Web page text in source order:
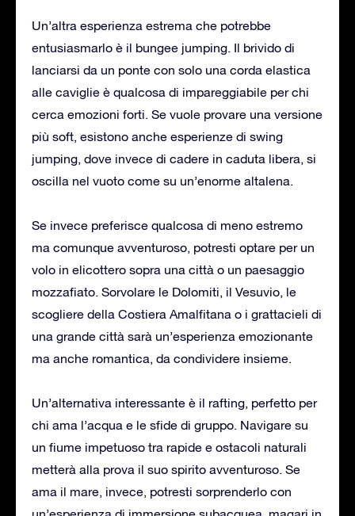
Un’altra esperienza estrema che potrebbe
entusiasmarlo è il bungee jumping. Il brivido di
lanciarsi da un ponte con solo una corda elastica
alle caviglie è qualcosa di impareggiabile per chi
cerca emozioni forti. Se vuole provare una versione
più soft, esistono anche esperienze di swing
jumping, dove invece di cadere in caduta libera, si
oscilla nel vuoto come su un’enorme altalena.
Se invece preferisce qualcosa di meno estremo
ma comunque avventuroso, potresti optare per un
volo in elicottero sopra una città o un paesaggio
mozzafiato. Sorvolare le Dolomiti, il Vesuvio, le
scogliere della Costiera Amalfitana o i grattacieli di
una grande città sarà un’esperienza emozionante
ma anche romantica, da condividere insieme.
Un’alternativa interessante è il rafting, perfetto per
chi ama l’acqua e le sfide di gruppo. Navigare su
un fiume impetuoso tra rapide e ostacoli naturali
metterà alla prova il suo spirito avventuroso. Se
ama il mare, invece, potresti sorprenderlo con